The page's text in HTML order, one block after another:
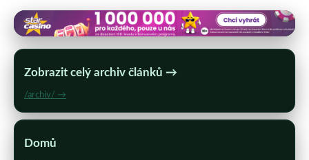
Zobrazit celý archiv článků →
/archiv/ →
Domů